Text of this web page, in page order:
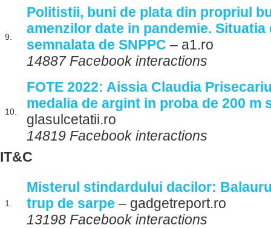
9.
Politistii, buni de plata din propriul
amenzilor date in pandemie. Situatia
semnalata de SNPPC – a1.ro
14887 Facebook interactions
10.
FOTE 2022: Aissia Claudia
medalia de argint in proba de 200 m
glasulcetatii.ro
14819 Facebook interactions
IT&C
1.
Misterul stindardului dacilor:
trup de sarpe – gadgetreport.ro
13198 Facebook interactions